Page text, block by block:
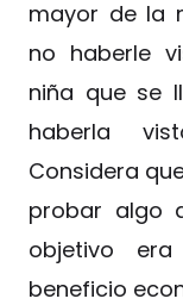
mayor de la
no haberle
niña que se
haberla
Considera
probar algo
objetivo
beneficio